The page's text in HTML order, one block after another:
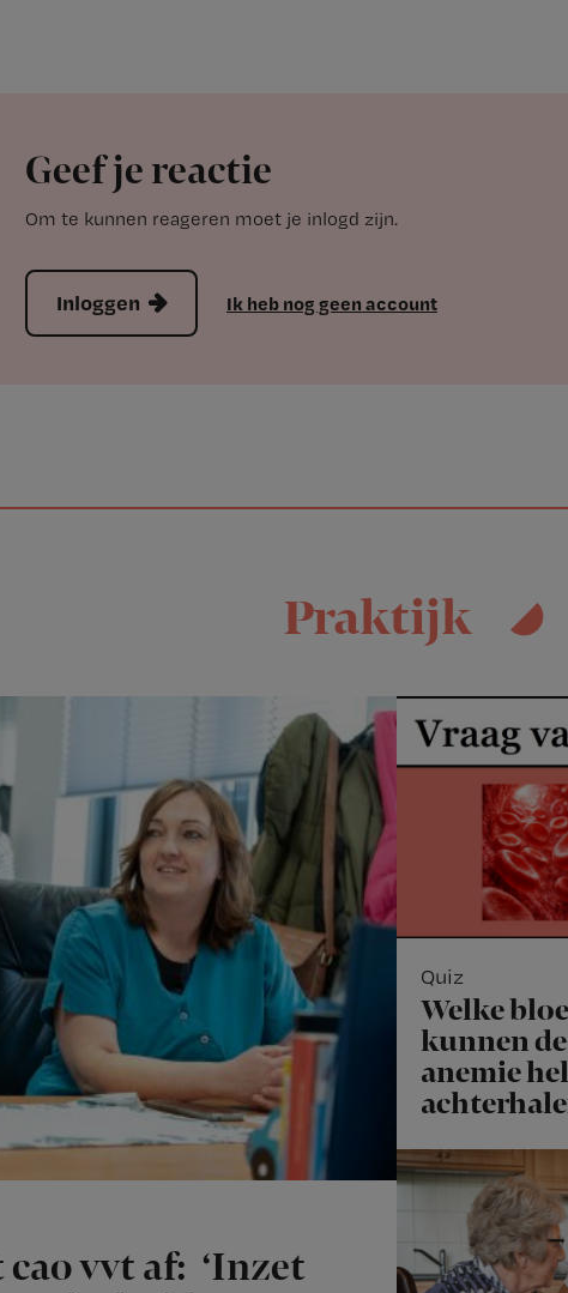
Geef je reactie
Om te kunnen reageren moet je inlogd zijn.
Inloggen Ik heb nog geen account
Praktijk
vvt af: ‘Inzet
Quiz
Welke
kunnen
anemie